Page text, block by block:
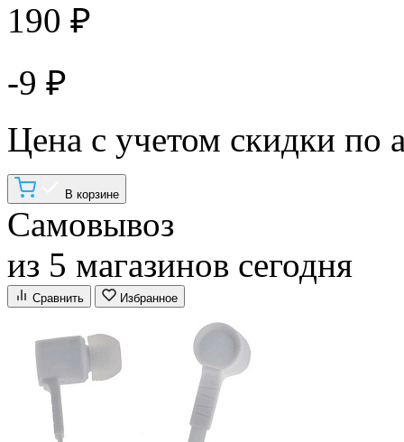
190 ₽
-9 ₽
Цена с учетом скидки по
В корзине
Самовывоз
из 5 магазинов сегодня
Сравнить Избранное